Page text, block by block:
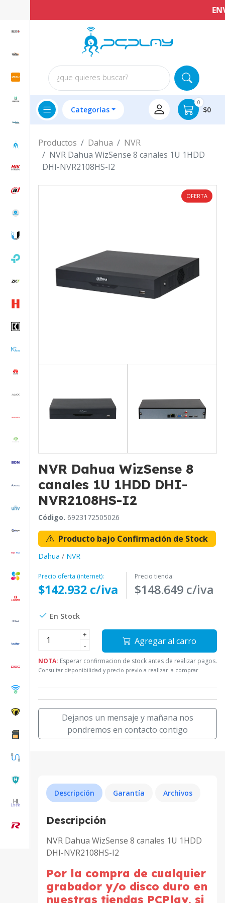
¿que quieres buscar?
Categorías
0
$0
Productos Dahua
NVR
NVR Dahua WizSense 8 canales 1U 1HDD
DHI-NVR2108HS-I2
OFERTA
NVR Dahua WizSense 8
canales 1U 1HDD DHI-
NVR2108HS-I2
Código. 6923172505026
Producto bajo Confirmación de Stock
Dahua / NVR
Precio oferta (internet):
$142.932 c/iva
Precio tienda:
$148.649 c/iva
En Stock
+
-
Agregar al carro
NOTA: Esperar confirmacion de stock antes de realizar pagos.
Consultar disponibilidad y precio previo a realizar la comprar
Dejanos un mensaje y mañana nos
pondremos en contacto contigo
Descripción Garantía Archivos
Descripción
NVR Dahua WizSense 8 canales 1U 1HDD
DHI-NVR2108HS-I2
Por la compra de cualquier
grabador y/o disco duro en
nuestras tiendas PCPlay, si